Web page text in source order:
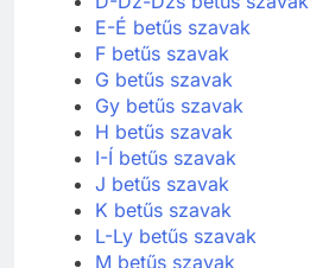
E-É betűs szavak
F betűs szavak
G betűs szavak
Gy betűs szavak
H betűs szavak
I-Í betűs szavak
J betűs szavak
K betűs szavak
L-Ly betűs szavak
M betűs szavak